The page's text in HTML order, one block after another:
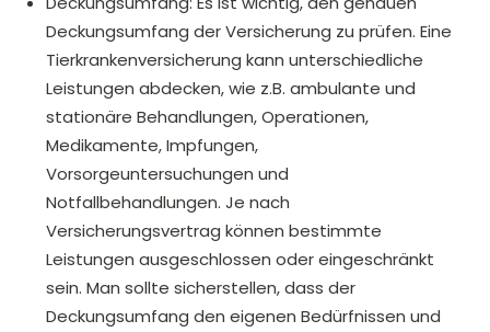
Deckungsumfang der Versicherung zu prüfen. Eine
Tierkrankenversicherung kann unterschiedliche
Leistungen abdecken, wie z.B. ambulante und
stationäre Behandlungen, Operationen,
Medikamente, Impfungen,
Vorsorgeuntersuchungen und
Notfallbehandlungen. Je nach
Versicherungsvertrag können bestimmte
Leistungen ausgeschlossen oder eingeschränkt
sein. Man sollte sicherstellen, dass der
Deckungsumfang den eigenen Bedürfnissen und